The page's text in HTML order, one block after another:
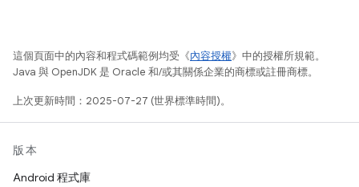
這個頁面中的內容和程式碼範例均受《內容授權》中的授權所規範。
Java 與 OpenJDK 是 Oracle 和/或其關係企業的商標或註冊商標。
上次更新時間：2025-07-27 (世界標準時間)。
版本
Android 程式庫